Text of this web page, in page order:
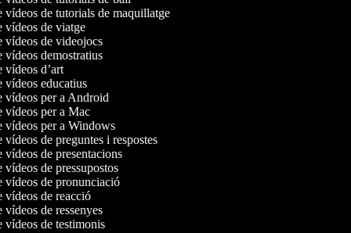
vídeos de tutorials de maquillatge
vídeos de viatge
vídeos de videojocs
vídeos demostratius
vídeos d’art
vídeos educatius
vídeos per a Android
vídeos per a Mac
vídeos per a Windows
vídeos de preguntes i respostes
vídeos de presentacions
vídeos de pressupostos
vídeos de pronunciació
vídeos de reacció
vídeos de ressenyes
vídeos de testimonis